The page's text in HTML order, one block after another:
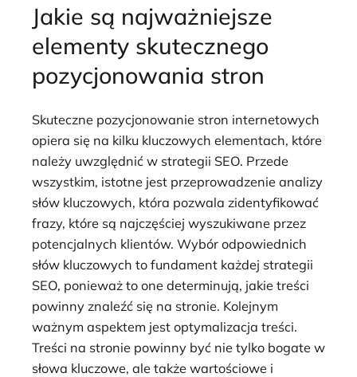
Jakie są najważniejsze
elementy skutecznego
pozycjonowania stron
Skuteczne pozycjonowanie stron internetowych
opiera się na kilku kluczowych elementach, które
należy uwzględnić w strategii SEO. Przede
wszystkim, istotne jest przeprowadzenie analizy
słów kluczowych, która pozwala zidentyfikować
frazy, które są najczęściej wyszukiwane przez
potencjalnych klientów. Wybór odpowiednich
słów kluczowych to fundament każdej strategii
SEO, ponieważ to one determinują, jakie treści
powinny znaleźć się na stronie. Kolejnym
ważnym aspektem jest optymalizacja treści.
Treści na stronie powinny być nie tylko bogate w
słowa kluczowe, ale także wartościowe i